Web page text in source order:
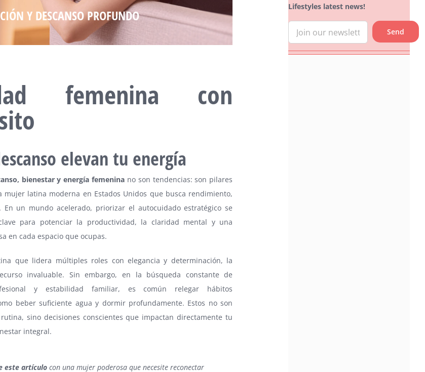
Y DESCANSO PROFUNDO
femenina con
elevan tu energía
bienestar y energía femenina no son tendencias: son pilares
mujer latina moderna en Estados Unidos que busca rendimiento,
un mundo acelerado, priorizar el autocuidado estratégico se
para potenciar la productividad, la claridad mental y una
en cada espacio que ocupas.
que lidera múltiples roles con elegancia y determinación, la
invaluable. Sin embargo, en la búsqueda constante de
y estabilidad familiar, es común relegar hábitos
beber suficiente agua y dormir profundamente. Estos no son
sino decisiones conscientes que impactan directamente tu
integral.
este artículo con una mujer poderosa que necesite reconectar
Lifestyles latest news!